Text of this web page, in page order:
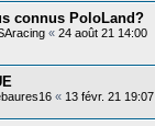
connus PoloLand?
« 24 août 21 14:00
« 13 févr. 21 19:07